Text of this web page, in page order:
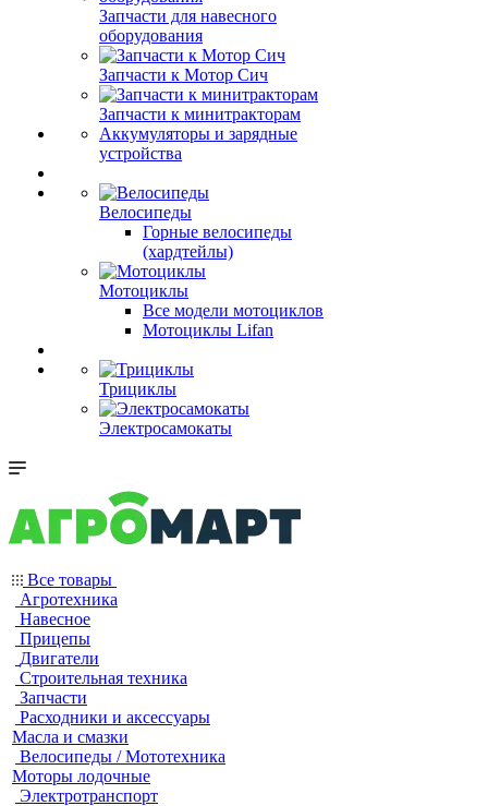
Запчасти для навесного
оборудования
Запчасти к Мотор Сич
Запчасти к минитракторам
Аккумуляторы и зарядные
устройства
Велосипеды
Горные велосипеды
(хардтейлы)
Мотоциклы
Все модели мотоциклов
Мотоциклы Lifan
Трициклы
Электросамокаты
Все товары
Агротехника
Навесное
Прицепы
Двигатели
Строительная техника
Запчасти
Расходники и аксессуары
Масла и смазки
Велосипеды / Мототехника
Моторы лодочные
Электротранспорт